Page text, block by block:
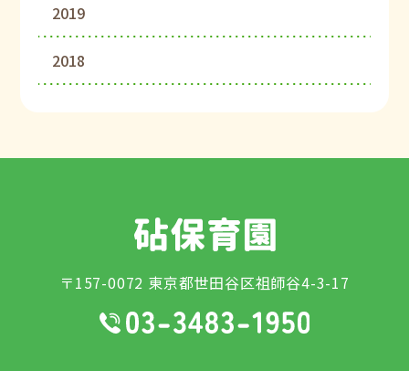
2019
2018
〒157-0072 東京都世田谷区祖師谷4-3-17